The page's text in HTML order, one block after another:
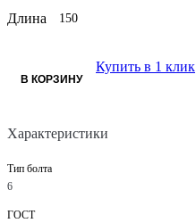
Длина
В КОРЗИНУ
Купить в 1 клик
Характеристики
Тип болта
6
ГОСТ